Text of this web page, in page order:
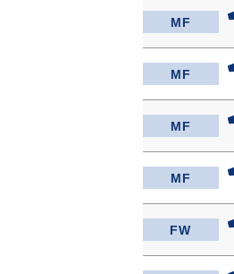
MF
MF
MF
MF
FW